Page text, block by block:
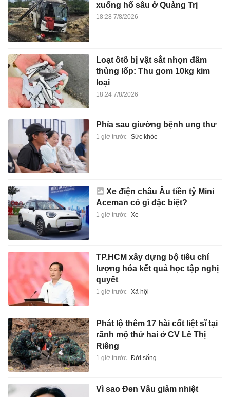
xuống hố sâu ở Quảng Trị
18:28 7/8/2026
Loạt ôtô bị vật sắt nhọn đâm
thủng lốp: Thu gom 10kg kim
loại
18:24 7/8/2026
Phía sau giường bệnh ung thư
1 giờ trước Sức khỏe
Xe điện châu Âu tiền tỷ Mini
Aceman có gì đặc biệt?
1 giờ trước Xe
TP.HCM xây dựng bộ tiêu chí
lượng hóa kết quả học tập nghị
quyết
1 giờ trước Xã hội
Phát lộ thêm 17 hài cốt liệt sĩ tại
rãnh mộ thứ hai ở CV Lê Thị
Riêng
1 giờ trước Đời sống
Vì sao Đen Vâu giảm nhiệt